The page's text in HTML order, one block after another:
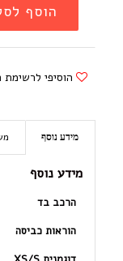
הוסף
הוסיפי
מידע נוסף
מידע נוסף
הרכב בד
הוראות כביסה